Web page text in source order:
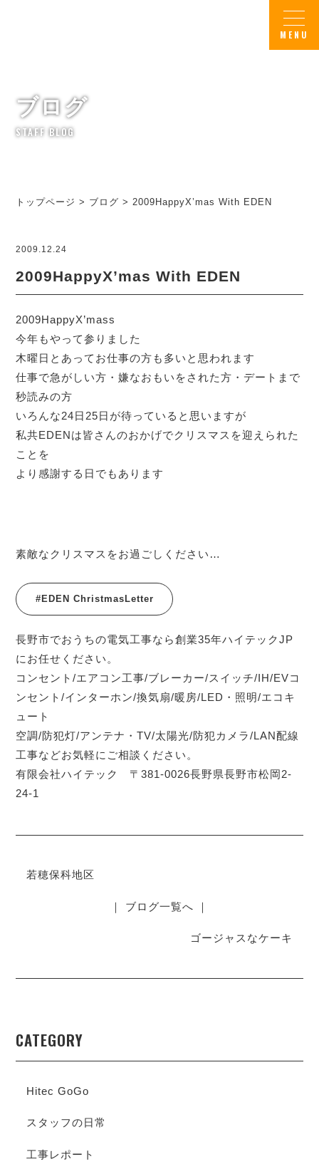
ブログ
STAFF BLOG
トップページ > ブログ >2009HappyX’mas With EDEN
2009.12.24
2009HappyX’mas With EDEN
2009HappyX’mass
今年もやって参りました
木曜日とあってお仕事の方も多いと思われます
仕事で急がしい方・嫌なおもいをされた方・デートまで
秒読みの方
いろんな24日25日が待っていると思いますが
私共EDENは皆さんのおかげでクリスマスを迎えられた
ことを
より感謝する日でもあります
素敵なクリスマスをお過ごしください…
#EDEN ChristmasLetter
長野市でおうちの電気工事なら創業35年ハイテックJP
にお任せください。
コンセント/エアコン工事/ブレーカー/スイッチ/IH/EVコ
ンセント/インターホン/換気扇/暖房/LED・照明/エコキ
ュート
空調/防犯灯/アンテナ・TV/太陽光/防犯カメラ/LAN配線
工事などお気軽にご相談ください。
有限会社ハイテック 〒381-0026長野県長野市松岡2-
24-1
若穂保科地区
｜ ブログ一覧へ ｜
ゴージャスなケーキ
CATEGORY
Hitec GoGo
スタッフの日常
工事レポート